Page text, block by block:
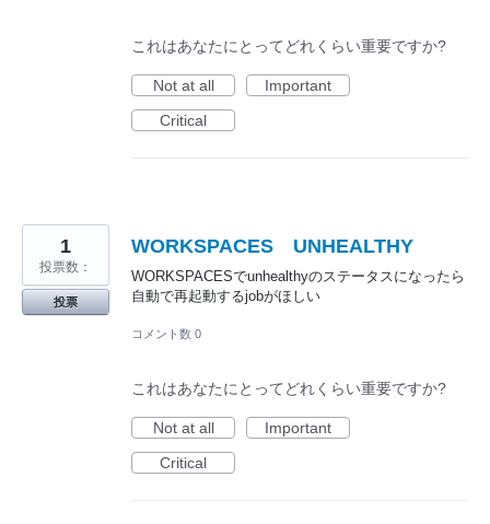
これはあなたにとってどれくらい重要ですか?
Not at all
Important
Critical
WORKSPACES UNHEALTHY
WORKSPACESでunhealthyのステータスになったら
自動で再起動するjobがほしい
1
投票数：
投票
コメント数 0
これはあなたにとってどれくらい重要ですか?
Not at all
Important
Critical